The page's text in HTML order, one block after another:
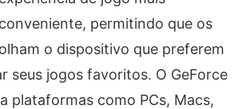
permitindo que os
o dispositivo que preferem
seus jogos favoritos. O GeForce
plataformas como PCs, Macs,